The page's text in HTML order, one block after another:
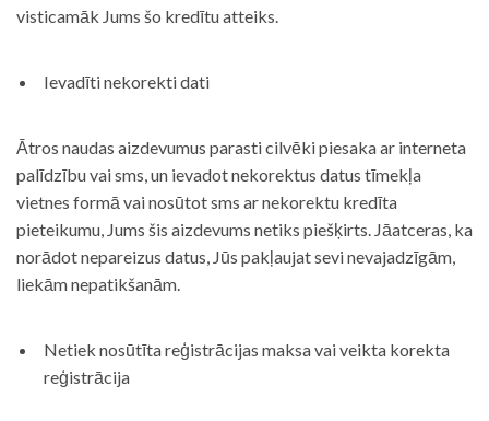
visticamāk Jums šo kredītu atteiks.
Ievadīti nekorekti dati
Ātros naudas aizdevumus parasti cilvēki piesaka ar interneta
palīdzību vai sms, un ievadot nekorektus datus tīmekļa
vietnes formā vai nosūtot sms ar nekorektu kredīta
pieteikumu, Jums šis aizdevums netiks piešķirts. Jāatceras, ka
norādot nepareizus datus, Jūs pakļaujat sevi nevajadzīgām,
liekām nepatikšanām.
Netiek nosūtīta reģistrācijas maksa vai veikta korekta
reģistrācija